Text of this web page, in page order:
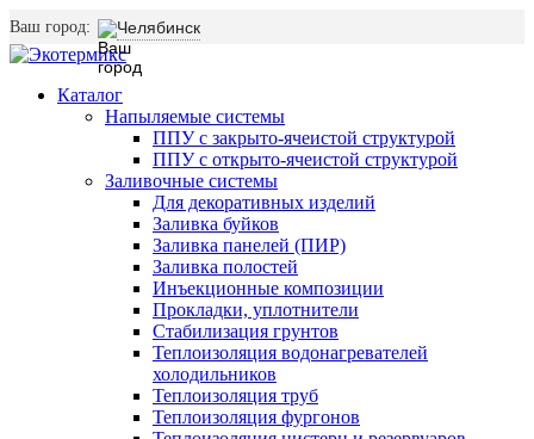
Ваш город: Челябинск
Каталог
Напыляемые системы
ППУ с закрыто-ячеистой структурой
ППУ с открыто-ячеистой структурой
Заливочные системы
Для декоративных изделий
Заливка буйков
Заливка панелей (ПИР)
Заливка полостей
Инъекционные композиции
Прокладки, уплотнители
Стабилизация грунтов
Теплоизоляция водонагревателей
холодильников
Теплоизоляция труб
Теплоизоляция фургонов